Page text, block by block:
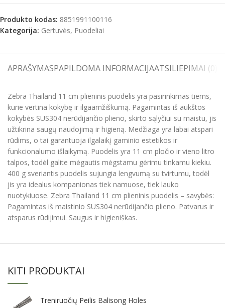
Produkto kodas: 8851991100116
Kategorija: Gertuvės, Puodeliai
APRAŠYMASPAPILDOMA INFORMACIJAATSILIEPIMAI (0)
Zebra Thailand 11 cm plieninis puodelis yra pasirinkimas tiems,
kurie vertina kokybę ir ilgaamžiškumą. Pagamintas iš aukštos
kokybės SUS304 nerūdijančio plieno, skirto sąlyčiui su maistu, jis
užtikrina saugų naudojimą ir higieną. Medžiaga yra labai atspari
rūdims, o tai garantuoja ilgalaikį gaminio estetikos ir
funkcionalumo išlaikymą. Puodelis yra 11 cm pločio ir vieno litro
talpos, todėl galite mėgautis mėgstamu gėrimu tinkamu kiekiu.
400 g sveriantis puodelis sujungia lengvumą su tvirtumu, todėl
jis yra idealus kompanionas tiek namuose, tiek lauko
nuotykiuose. Zebra Thailand 11 cm plieninis puodelis – savybės:
Pagamintas iš maistinio SUS304 nerūdijančio plieno. Patvarus ir
atsparus rūdijimui. Saugus ir higieniškas.
KITI PRODUKTAI
Treniruočių Peilis Balisong Holes